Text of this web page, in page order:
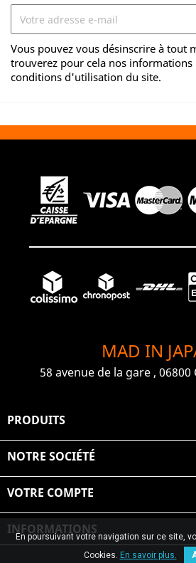
Vous pouvez vous désinscrire à tout
trouverez pour cela nos informations
conditions d'utilisation du site.
MAD IN
58 avenue de la gare ,
PRODUITS
NOTRE SOCIÉTÉ
VOTRE COMPTE
INFORMATIONS
© 2026 Graiet Mehdi & Geelen
En poursuivant votre navigation sur ce site,
Cookies. En savoir plus.